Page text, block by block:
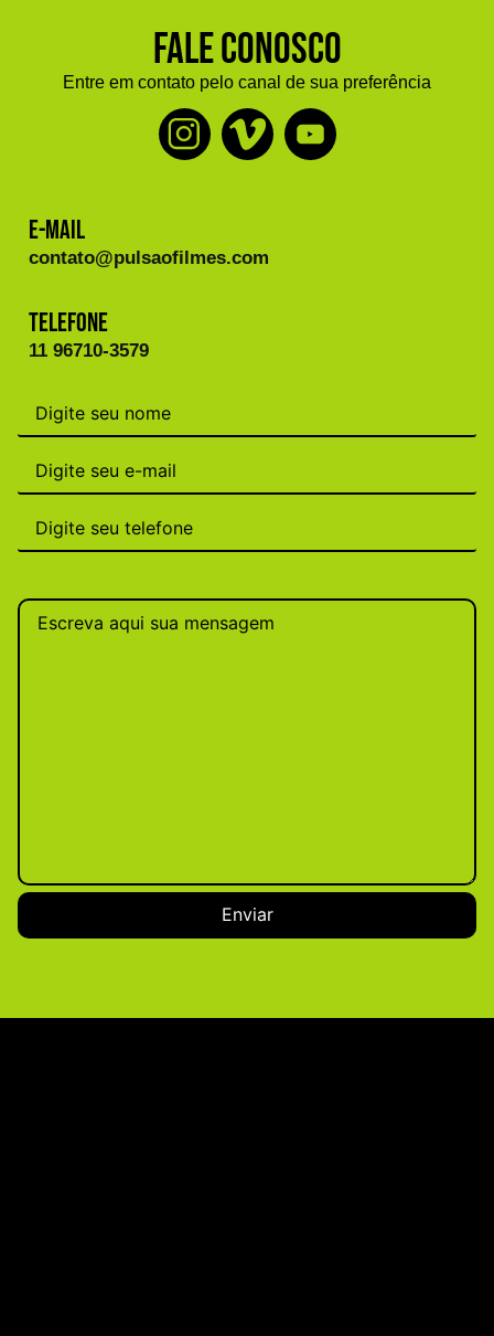
Fale Conosco
Entre em contato pelo canal de sua preferência
E-mail
contato@pulsaofilmes.com
Telefone
11 96710-3579